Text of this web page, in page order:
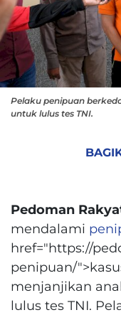
Pelaku penipuan
untuk lulus tes TNI.
Pedoman
mendalami
href="https://
penipuan/
menjanjikan
lulus tes TNI.